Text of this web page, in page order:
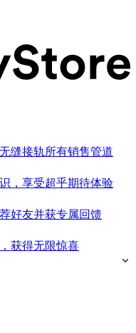
缝接轨所有销售管道
，享受超乎期待体验
好友并获专属回馈
获得无限惊喜